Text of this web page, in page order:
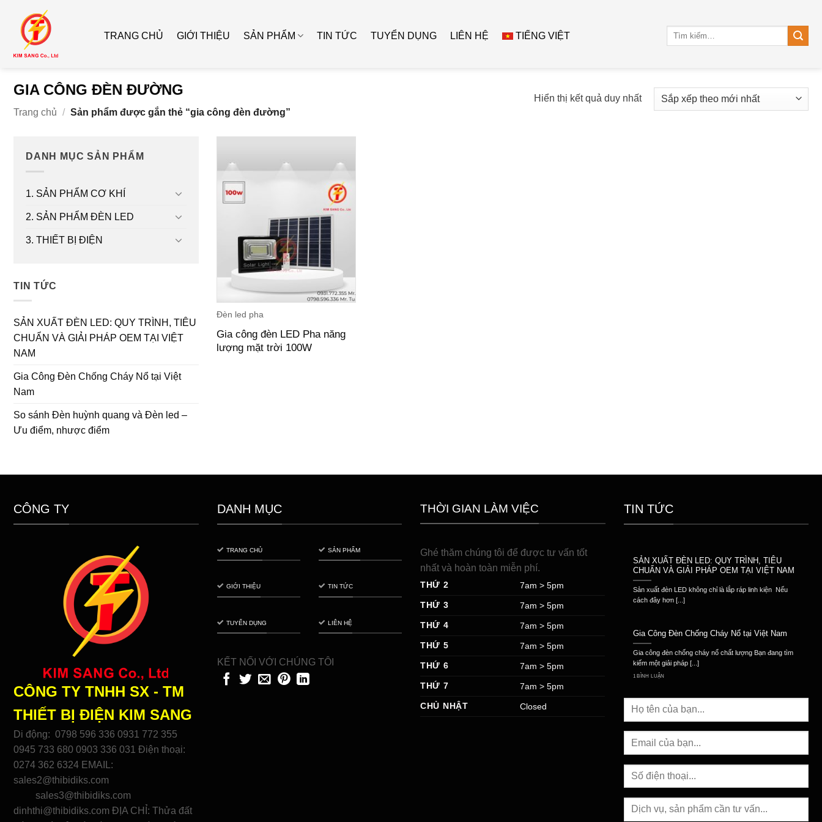
dung
TRANG CHỦ GIỚI THIỆU SẢN PHẨM TIN TỨC TUYỂN DỤNG LIÊN HỆ TIẾNG VIỆT
Tìm
GIA CÔNG ĐÈN ĐƯỜNG
Trang chủ / Sản phẩm được gắn thẻ “gia công đèn đường”
Hiển thị kết quả duy nhất
DANH MỤC SẢN PHẨM
1. SẢN PHẨM CƠ KHÍ
2. SẢN PHẨM ĐÈN LED
3. THIẾT BỊ ĐIỆN
TIN TỨC
SẢN XUẤT ĐÈN LED: QUY TRÌNH, TIÊU
CHUẨN VÀ GIẢI PHÁP OEM TẠI VIỆT
NAM
Gia Công Đèn Chống Cháy Nổ tại Việt
Nam
So sánh Đèn huỳnh quang và Đèn led –
Ưu điểm, nhược điểm
Đèn led pha
Gia công đèn LED Pha năng
lượng mặt trời 100W
CÔNG TY
CÔNG TY TNHH SX - TM
THIẾT BỊ ĐIỆN KIM SANG
Di động: 0798 596 336 0931 772 355
0945 733 680 0903 336 031 Điện thoại:
0274 362 6324 EMAIL:
sales2@thibidiks.com
sales3@thibidiks.com
dinhthi@thibidiks.com ĐỊA CHỈ: Thửa đất
DANH MỤC
TRANG CHỦ
GIỚI THIỆU
TUYỂN DỤNG
SẢN PHẨM
TIN TỨC
LIÊN HỆ
KẾT NỐI VỚI CHÚNG TÔI
THỜI GIAN LÀM VIỆC
Ghé thăm chúng tôi để được tư vấn tốt
nhất và hoàn toàn miễn phí.
THỨ 2
7am > 5pm
THỨ 3
7am > 5pm
THỨ 4
7am > 5pm
THỨ 5
7am > 5pm
THỨ 6
7am > 5pm
THỨ 7
7am > 5pm
CHỦ NHẬT
Closed
TIN TỨC
SẢN XUẤT ĐÈN LED: QUY TRÌNH, TIÊU
CHUẨN VÀ GIẢI PHÁP OEM TẠI VIỆT NAM
Sản xuất đèn LED không chỉ là lắp ráp linh kiện Nếu
cách đây hơn [...]
Gia Công Đèn Chống Cháy Nổ tại Việt Nam
Gia công đèn chống cháy nổ chất lượng Bạn đang tìm
kiếm một giải pháp [...]
1 BÌNH LUẬN